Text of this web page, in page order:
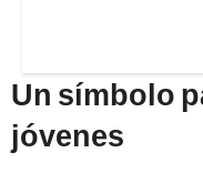
Un símbolo
jóvenes